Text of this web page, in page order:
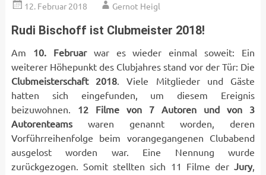
12. Februar 2018 Gernot Heigl
Rudi Bischoff ist Clubmeister 2018!
Am 10. Februarwar es wieder einmal soweit: Ein
weiterer Höhepunkt des Clubjahres stand vor der Tür: Die
Clubmeisterschaft 2018. Viele Mitglieder und Gäste
hatten sich eingefunden, um diesem Ereignis
beizuwohnen. 12 Filme von 7 Autoren und von 3
Autorenteamswaren genannt worden, deren
Vorführreihenfolge beim vorangegangenen Clubabend
ausgelost worden war. Eine Nennung wurde
zurückgezogen. Somit stellten sich 11 Filme derJury,